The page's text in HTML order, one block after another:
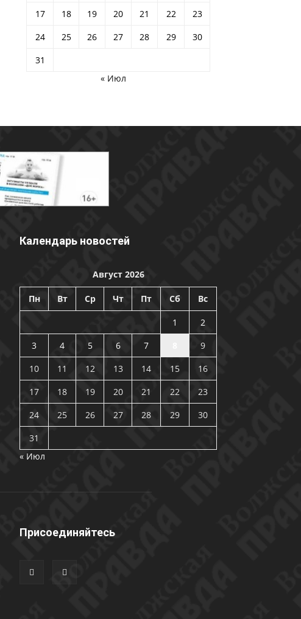
17
18 19 20 21 22
23
24
25 26 27 28 29
30
31
« Июл
Календарь новостей
Август 2026
Пн Вт Ср Чт Пт Сб Вс
1
2
3
4 5 6 7
9
10
11 12 13 14 15
16
17
18 19 20 21 22
23
24
25 26 27 28 29
30
31
« Июл
Присоединяйтесь